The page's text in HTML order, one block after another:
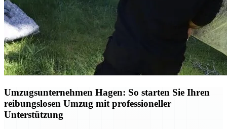
Umzugsunternehmen Hagen: So starten Sie Ihren
reibungslosen Umzug mit professioneller
Unterstützung